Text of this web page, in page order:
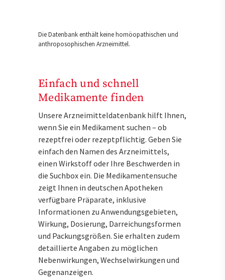
Die Datenbank enthält keine homöopathischen und
anthroposophischen Arzneimittel.
Einfach und schnell
Medikamente finden
Unsere Arzneimitteldatenbank hilft Ihnen,
wenn Sie ein Medikament suchen – ob
rezeptfrei oder rezeptpflichtig. Geben Sie
einfach den Namen des Arzneimittels,
einen Wirkstoff oder Ihre Beschwerden in
die Suchbox ein. Die Medikamentensuche
zeigt Ihnen in deutschen Apotheken
verfügbare Präparate, inklusive
Informationen zu Anwendungsgebieten,
Wirkung, Dosierung, Darreichungsformen
und Packungsgrößen. Sie erhalten zudem
detaillierte Angaben zu möglichen
Nebenwirkungen, Wechselwirkungen und
Gegenanzeigen.